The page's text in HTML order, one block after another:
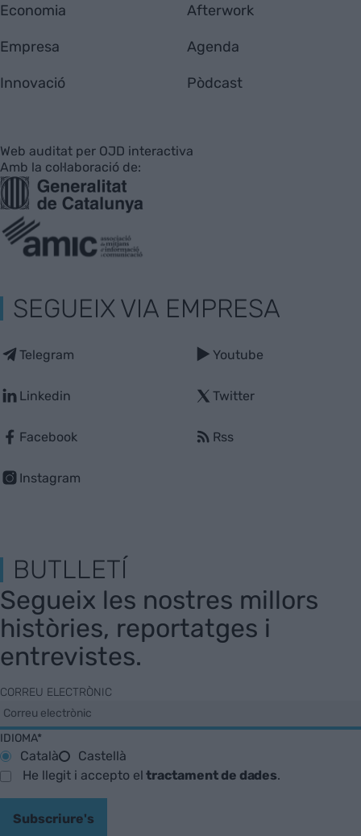
Economia
Empresa
Innovació
Afterwork
Agenda
Pòdcast
Web auditat per OJD interactiva
Amb la col·laboració de:
SEGUEIX VIA EMPRESA
Telegram
Linkedin
Facebook
Instagram
Youtube
Twitter
Rss
BUTLLETÍ
Segueix les nostres millors
històries, reportatges i
entrevistes.
CORREU ELECTRÒNIC
IDIOMA*
Català
Castellà
He llegit i accepto eltractament de dades.
Subscriure's